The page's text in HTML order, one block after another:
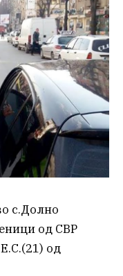
с.Долно
од СВР
од